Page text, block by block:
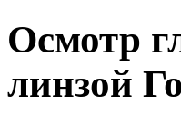
Осмотр
линзой